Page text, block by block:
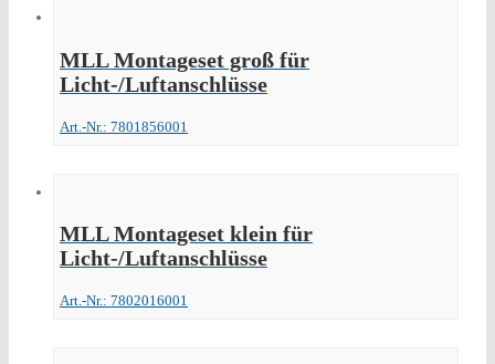
MLL Montageset groß für
Licht-/Luftanschlüsse
Art.-Nr.: 7801856001
MLL Montageset klein für
Licht-/Luftanschlüsse
Art.-Nr.: 7802016001